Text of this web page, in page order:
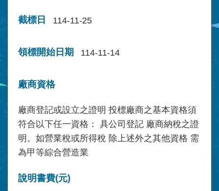
截標日 114-11-25
領標開始日期 114-11-14
廠商資格
廠商登記或設立之證明 投標廠商之基本資格須
符合以下任一資格： 具公司登記 廠商納稅之證
明。如營業稅或所得稅 除上述外之其他資格 需
為甲等綜合營造業
說明書費(元)